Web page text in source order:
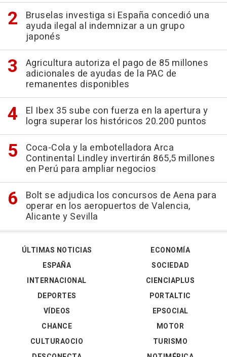
Bruselas investiga si España concedió una
ayuda ilegal al indemnizar a un grupo
japonés
Agricultura autoriza el pago de 85 millones
adicionales de ayudas de la PAC de
remanentes disponibles
El Ibex 35 sube con fuerza en la apertura y
logra superar los históricos 20.200 puntos
Coca-Cola y la embotelladora Arca
Continental Lindley invertirán 865,5 millones
en Perú para ampliar negocios
Bolt se adjudica los concursos de Aena para
operar en los aeropuertos de Valencia,
Alicante y Sevilla
ÚLTIMAS NOTICIAS
ESPAÑA
INTERNACIONAL
DEPORTES
VÍDEOS
ECONOMÍA
SOCIEDAD
CIENCIAPLUS
PORTALTIC
EPSOCIAL
CHANCE
CULTURAOCIO
MOTOR
TURISMO